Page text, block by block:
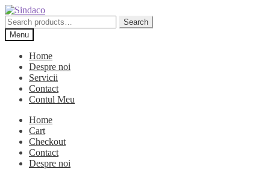
Skip
to
navigation
Skip
to
content
Search
for:
Search
Menu
Home
Despre noi
Servicii
Contact
Contul Meu
Home
Cart
Checkout
Contact
Despre noi